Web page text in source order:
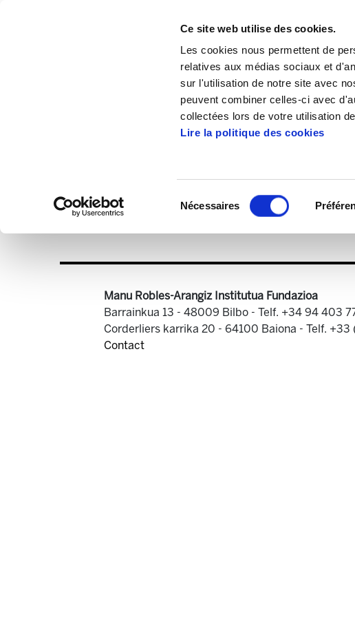
Ce site web utilise des cookies.
Les cookies nous permettent de
relatives aux médias sociaux et
sur l'utilisation de notre site avec
peuvent combiner celles-ci avec
collectées lors de votre utilisation
Lire la politique des cookies
Nécessaires
Rapport-moral-2025-Alda Fr.pdf
Rapport-moral-2025-Alda Fr.pdf — 2.3 MB
Manu Robles-Arangiz Institutua Fundazioa
Barrainkua 13 - 48009 Bilbo - Telf. +34 94 403
Corderliers karrika 20 - 64100 Baiona - Telf. +33
Contact